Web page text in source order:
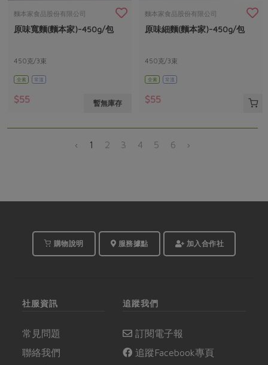
麵本家食品股份有限公司
原味寬麵(麵本家)-450g/包
450克/3束
全素 常溫
$55 暫無庫存
麵本家食品股份有限公司
原味細麵(麵本家)-450g/包
450克/3束
全素 常溫
$55
‹ 1 2 3 4 5 6 ›
購物說明 服務據點 加入合作社
社服資訊
常見問題
聯絡我們
追蹤我們
訂閱電子報
追蹤Facebook專頁